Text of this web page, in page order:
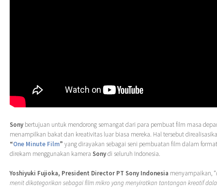
Sony bertujuan untuk mendorong semangat dari para pembuat film masa
menampilkan bakat dan kreativitas luar biasa mereka. Hal tersebut
“One Minute Film” yang dirayakan sebagai seni pembuatan film dalam
direkam menggunakan kamera Sonydi seluruh Indonesia.
Yoshiyuki Fujioka, President Director PT Sony Indonesia menyampaikan, “
menit dikategorikan sebagai film mikro yang menyiratkan tantangan kreatif